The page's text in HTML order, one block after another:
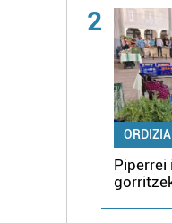
2
Piperrei